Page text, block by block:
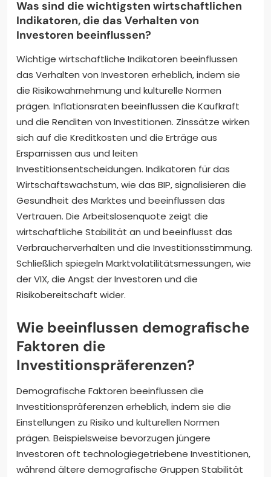
Was sind die wichtigsten wirtschaftlichen
Indikatoren, die das Verhalten von
Investoren beeinflussen?
Wichtige wirtschaftliche Indikatoren beeinflussen
das Verhalten von Investoren erheblich, indem sie
die Risikowahrnehmung und kulturelle Normen
prägen. Inflationsraten beeinflussen die Kaufkraft
und die Renditen von Investitionen. Zinssätze wirken
sich auf die Kreditkosten und die Erträge aus
Ersparnissen aus und leiten
Investitionsentscheidungen. Indikatoren für das
Wirtschaftswachstum, wie das BIP, signalisieren die
Gesundheit des Marktes und beeinflussen das
Vertrauen. Die Arbeitslosenquote zeigt die
wirtschaftliche Stabilität an und beeinflusst das
Verbraucherverhalten und die Investitionsstimmung.
Schließlich spiegeln Marktvolatilitätsmessungen, wie
der VIX, die Angst der Investoren und die
Risikobereitschaft wider.
Wie beeinflussen demografische
Faktoren die
Investitionspräferenzen?
Demografische Faktoren beeinflussen die
Investitionspräferenzen erheblich, indem sie die
Einstellungen zu Risiko und kulturellen Normen
prägen. Beispielsweise bevorzugen jüngere
Investoren oft technologiegetriebene Investitionen,
während ältere demografische Gruppen Stabilität